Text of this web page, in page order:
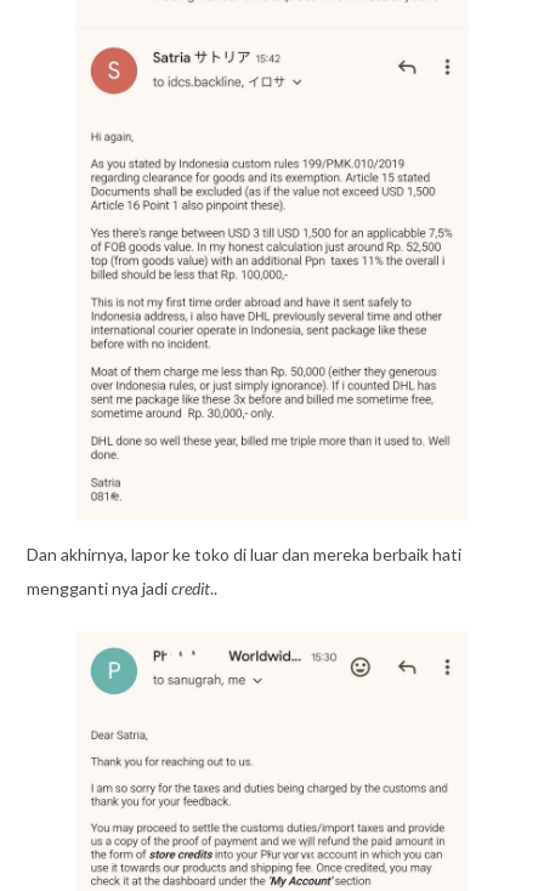
Dan akhirnya, lapor ke toko di luar dan mereka berbaik hati
mengganti nya jadicredit..